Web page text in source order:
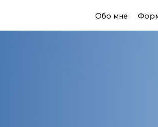
Обо мне